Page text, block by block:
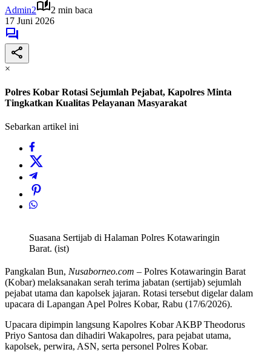
Admin2
2 min baca
17 Juni 2026
×
Polres Kobar Rotasi Sejumlah Pejabat, Kapolres Minta
Tingkatkan Kualitas Pelayanan Masyarakat
Sebarkan artikel ini
Suasana Sertijab di Halaman Polres Kotawaringin
Barat. (ist)
Pangkalan Bun, Nusaborneo.com – Polres Kotawaringin Barat
(Kobar) melaksanakan serah terima jabatan (sertijab) sejumlah
pejabat utama dan kapolsek jajaran. Rotasi tersebut digelar dalam
upacara di Lapangan Apel Polres Kobar, Rabu (17/6/2026).
Upacara dipimpin langsung Kapolres Kobar AKBP Theodorus
Priyo Santosa dan dihadiri Wakapolres, para pejabat utama,
kapolsek, perwira, ASN, serta personel Polres Kobar.